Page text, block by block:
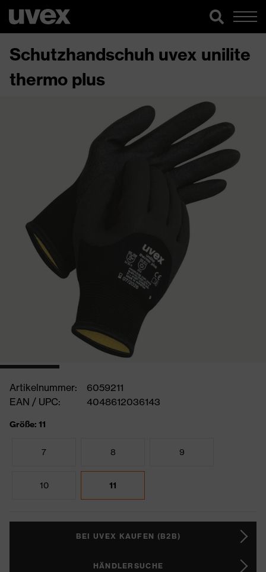
Schutzhandschuh uvex unilite
thermo plus
Artikelnummer:
6059211
EAN / UPC:
4048612036143
Größe: 11
7 8 9
10 11
BEI UVEX KAUFEN (B2B)
HÄNDLERSUCHE